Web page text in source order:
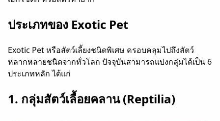
ประเภทของ Exotic Pet
Exotic Pet หรือสัตว์เลี้ยงชนิดพิเศษ ครอบคลุมไปถึงสัตว์
หลากหลายชนิดจากทั่วโลก ปัจจุบันสามารถแบ่งกลุ่มได้เป็น 6
ประเภทหลัก ได้แก่
1. กลุ่มสัตว์เลื้อยคลาน (Reptilia)